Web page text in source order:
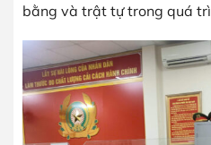
bằng và trật tự trong quá